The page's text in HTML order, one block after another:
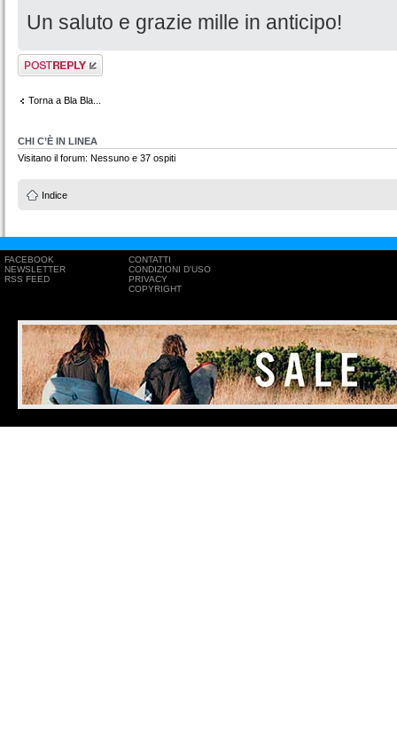
Un saluto e grazie mille in anticipo!
Rispondi al
messaggio
Torna a Bla Bla...
CHI C’È IN LINEA
Visitano il forum: Nessuno e 37 ospiti
Indice
FACEBOOK
NEWSLETTER
RSS FEED
CONTATTI
CONDIZIONI D'USO
PRIVACY
COPYRIGHT